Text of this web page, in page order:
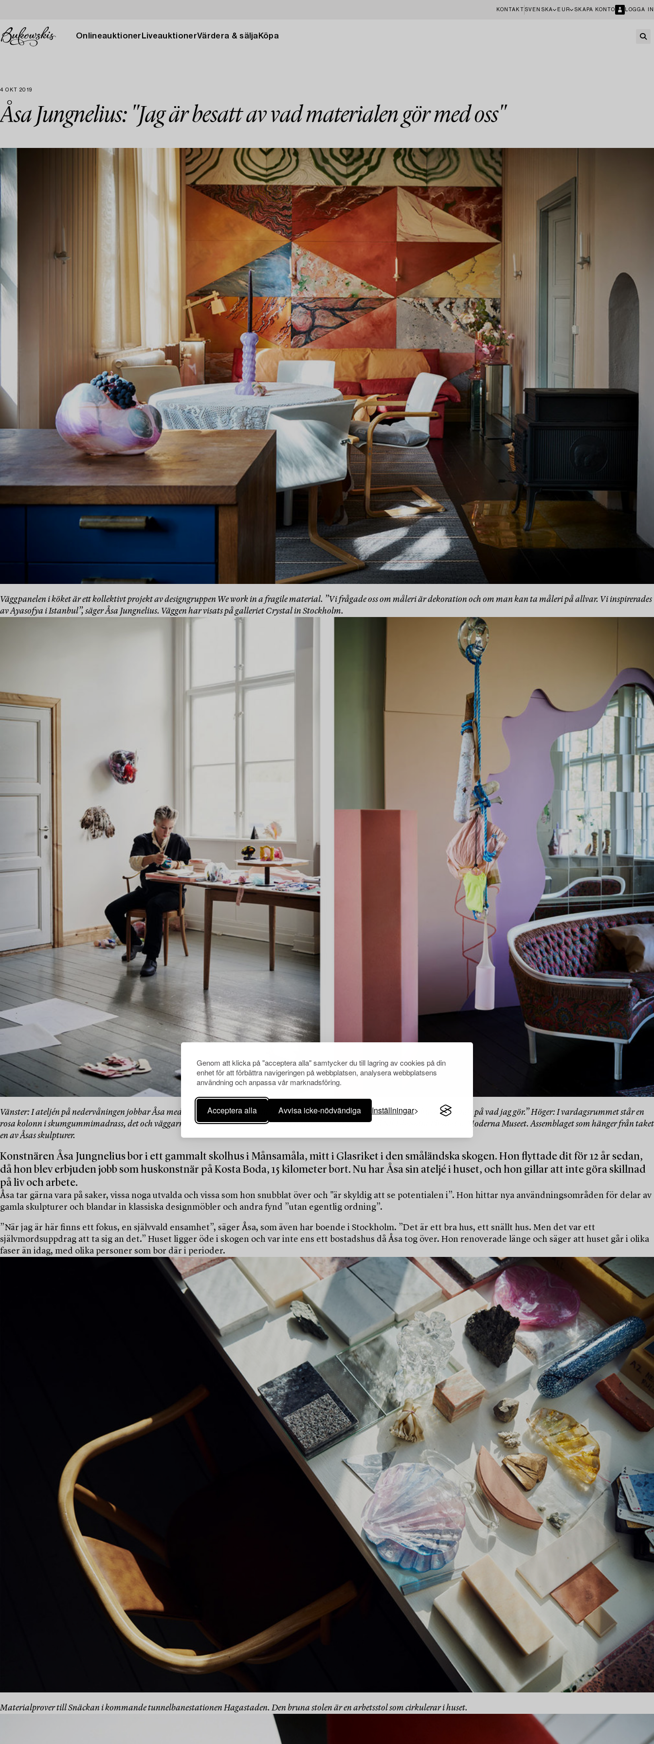
Genom att klicka på "acceptera alla" samtycker du till lagring av cookies på din
enhet för att förbättra navigeringen på webbplatsen, analysera webbplatsens
användning och anpassa vår marknadsföring.
Acceptera alla Avvisa icke-nödvändiga Inställningar
KONTAKT SVENSKA EUR SKAPA KONTO LOGGA IN
Onlineauktioner LiveauktionerVärdera & sälja Köpa
4 OKT 2019
Åsa Jungnelius: "Jag är besatt av vad materialen gör med oss"
Väggpanelen i köket är ett kollektivt projekt av designgruppen We work in a fragile material. ”Vi frågade oss om måleri är dekoration och om man kan ta måleri på allvar. Vi inspirerades
av Ayasofya i Istanbul”, säger Åsa Jungnelius. Väggen har visats på galleriet Crystal in Stockholm.
Vänster: I ateljén på nedervåningen jobbar Åsa med ett platsspecifikt verk till hamnen i Norrköping. ”Jag förflyttar mig i huset beroende på vad jag gör.” Höger: I vardagsrummet står en
rosa kolonn i skumgummimadrass, det och väggarna bakom soffan är delar av det hommage Åsa gjorde till Niki de Saint Phalle för Moderna Museet. Assemblaget som hänger från taket
en av Åsas skulpturer.
Konstnären Åsa Jungnelius bor i ett gammalt skolhus i Månsamåla, mitt i Glasriket i den småländska skogen. Hon flyttade dit för 12 år sedan,
då hon blev erbjuden jobb som huskonstnär på Kosta Boda, 15 kilometer bort. Nu har Åsa sin ateljé i huset, och hon gillar att inte göra skillnad
på liv och arbete.
Åsa tar gärna vara på saker, vissa noga utvalda och vissa som hon snubblat över och "är skyldig att se potentialen i”. Hon hittar nya användningsområden för delar av
gamla skulpturer och blandar in klassiska designmöbler och andra fynd ”utan egentlig ordning”.
”När jag är här finns ett fokus, en självvald ensamhet”, säger Åsa, som även har boende i Stockholm. ”Det är ett bra hus, ett snällt hus. Men det var ett
självmordsuppdrag att ta sig an det.” Huset ligger öde i skogen och var inte ens ett bostadshus då Åsa tog över. Hon renoverade länge och säger att huset går i olika
faser än idag, med olika personer som bor där i perioder.
Materialprover till Snäckan i kommande tunnelbanestationen Hagastaden. Den bruna stolen är en arbetsstol som cirkulerar i huset.